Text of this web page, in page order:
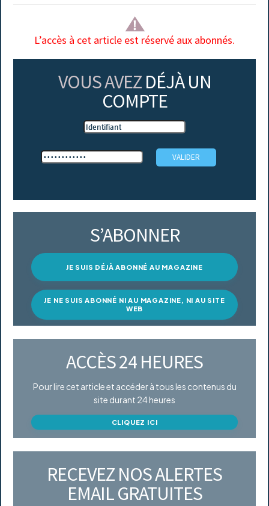
L’accès à cet article est réservé aux abonnés.
VOUS AVEZ DÉJÀ UN
COMPTE
S’ABONNER
JE SUIS DÉJÀ ABONNÉ AU MAGAZINE
JE NE SUIS ABONNÉ NI AU MAGAZINE, NI AU SITE
WEB
ACCÈS 24 HEURES
Pour lire cet article et accéder à tous les contenus du
site durant 24 heures
CLIQUEZ ICI
RECEVEZ NOS ALERTES
EMAIL GRATUITES